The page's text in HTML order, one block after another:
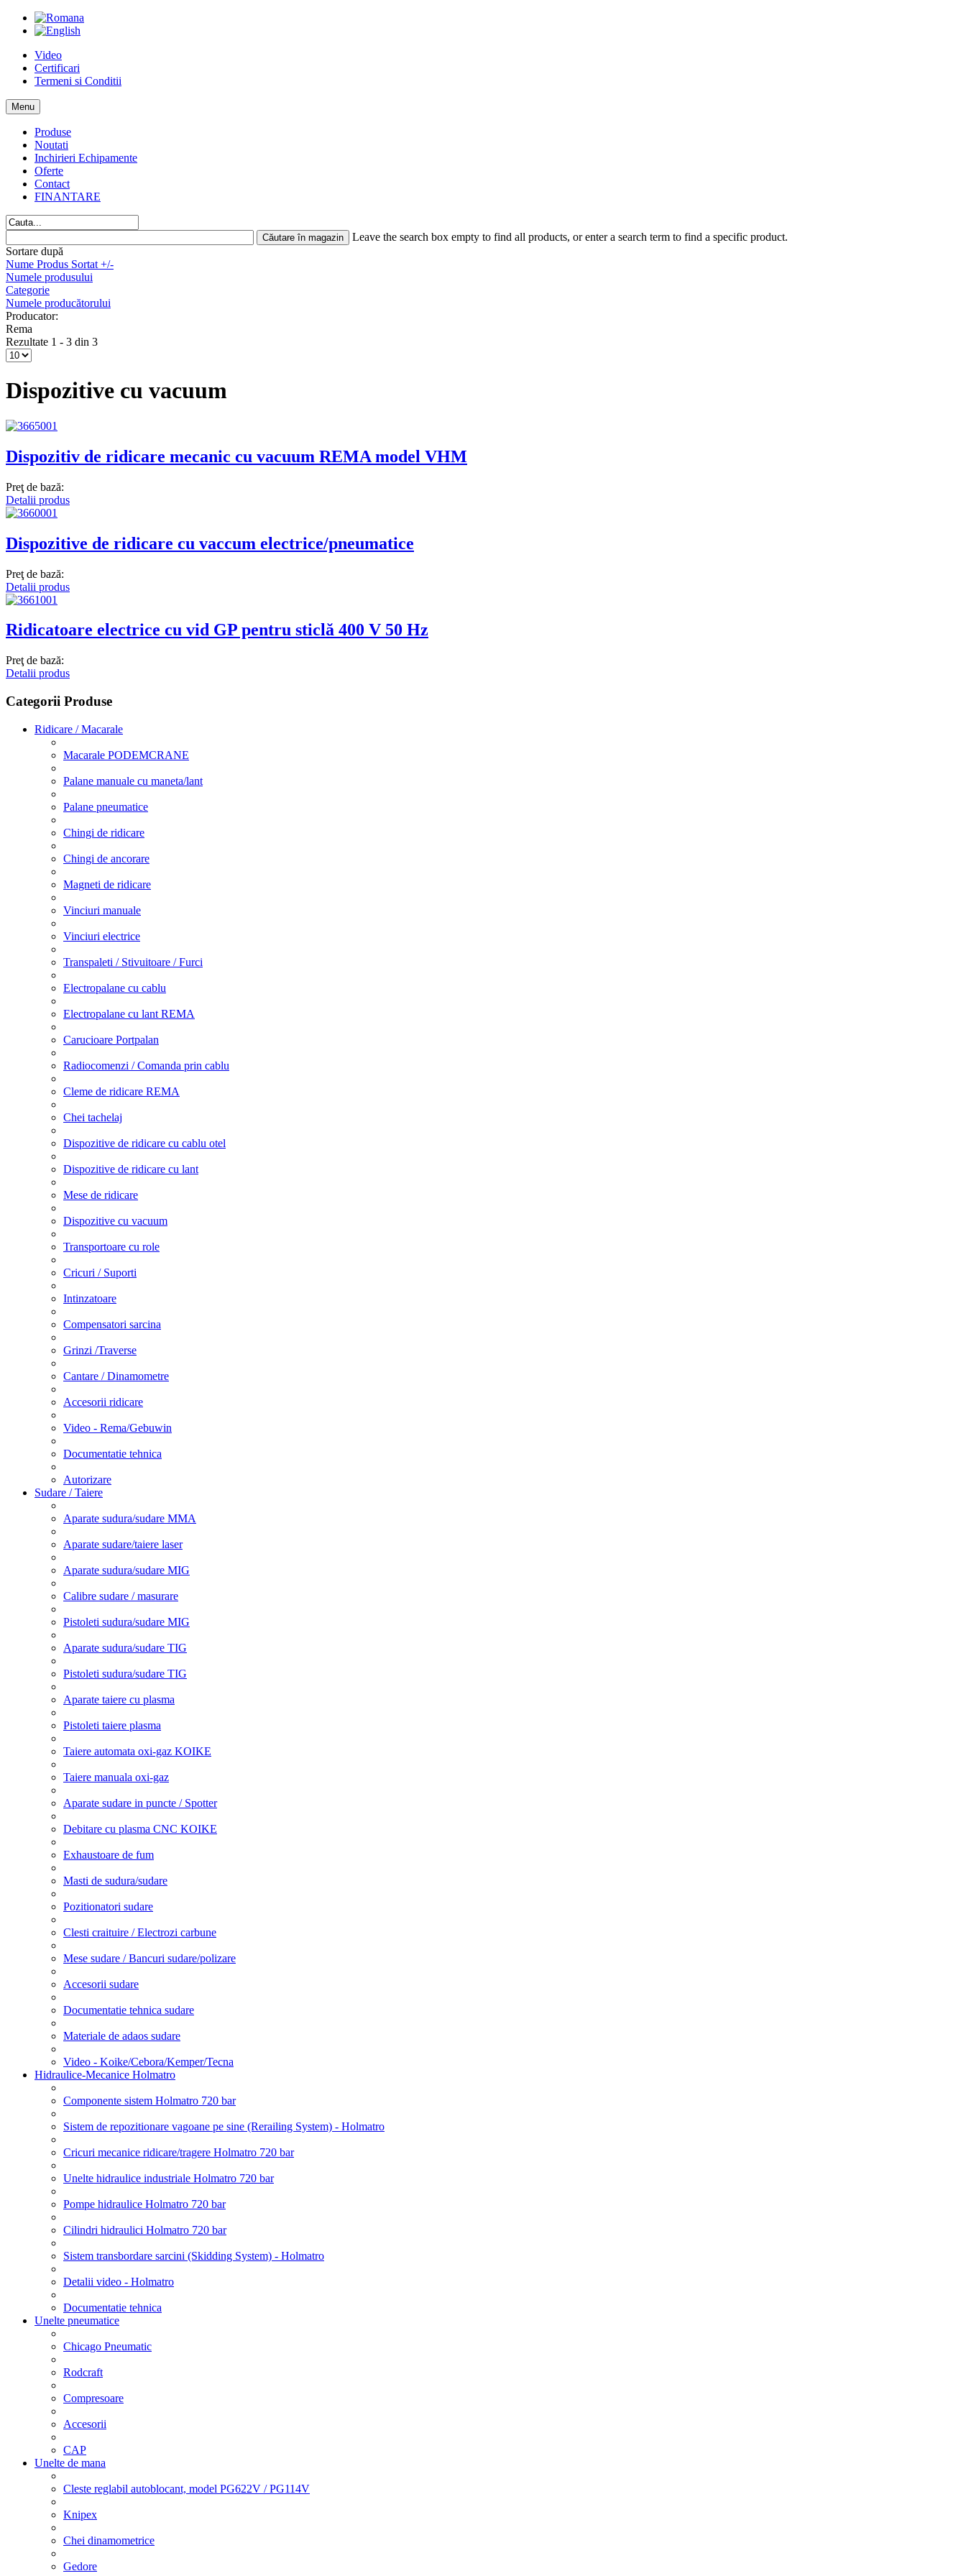
Video
Certificari
Termeni si Conditii
Menu
Produse
Noutati
Inchirieri Echipamente
Oferte
Contact
FINANTARE
Leave the search box empty to find all products, or enter a search term to find a specific product.
Sortare după
Nume Produs Sortat +/-
Numele produsului
Categorie
Numele producătorului
Producator:
Rema
Rezultate 1 - 3 din 3
Dispozitive cu vacuum
Dispozitiv de ridicare mecanic cu vacuum REMA model VHM
Preţ de bază:
Detalii produs
Dispozitive de ridicare cu vaccum electrice/pneumatice
Preţ de bază:
Detalii produs
Ridicatoare electrice cu vid GP pentru sticlă 400 V 50 Hz
Preţ de bază:
Detalii produs
Categorii Produse
Ridicare / Macarale
Macarale PODEMCRANE
Palane manuale cu maneta/lant
Palane pneumatice
Chingi de ridicare
Chingi de ancorare
Magneti de ridicare
Vinciuri manuale
Vinciuri electrice
Transpaleti / Stivuitoare / Furci
Electropalane cu cablu
Electropalane cu lant REMA
Carucioare Portpalan
Radiocomenzi / Comanda prin cablu
Cleme de ridicare REMA
Chei tachelaj
Dispozitive de ridicare cu cablu otel
Dispozitive de ridicare cu lant
Mese de ridicare
Dispozitive cu vacuum
Transportoare cu role
Cricuri / Suporti
Intinzatoare
Compensatori sarcina
Grinzi /Traverse
Cantare / Dinamometre
Accesorii ridicare
Video - Rema/Gebuwin
Documentatie tehnica
Autorizare
Sudare / Taiere
Aparate sudura/sudare MMA
Aparate sudare/taiere laser
Aparate sudura/sudare MIG
Calibre sudare / masurare
Pistoleti sudura/sudare MIG
Aparate sudura/sudare TIG
Pistoleti sudura/sudare TIG
Aparate taiere cu plasma
Pistoleti taiere plasma
Taiere automata oxi-gaz KOIKE
Taiere manuala oxi-gaz
Aparate sudare in puncte / Spotter
Debitare cu plasma CNC KOIKE
Exhaustoare de fum
Masti de sudura/sudare
Pozitionatori sudare
Clesti craituire / Electrozi carbune
Mese sudare / Bancuri sudare/polizare
Accesorii sudare
Documentatie tehnica sudare
Materiale de adaos sudare
Video - Koike/Cebora/Kemper/Tecna
Hidraulice-Mecanice Holmatro
Componente sistem Holmatro 720 bar
Sistem de repozitionare vagoane pe sine (Rerailing System) - Holmatro
Cricuri mecanice ridicare/tragere Holmatro 720 bar
Unelte hidraulice industriale Holmatro 720 bar
Pompe hidraulice Holmatro 720 bar
Cilindri hidraulici Holmatro 720 bar
Sistem transbordare sarcini (Skidding System) - Holmatro
Detalii video - Holmatro
Documentatie tehnica
Unelte pneumatice
Chicago Pneumatic
Rodcraft
Compresoare
Accesorii
CAP
Unelte de mana
Cleste reglabil autoblocant, model PG622V / PG114V
Knipex
Chei dinamometrice
Gedore